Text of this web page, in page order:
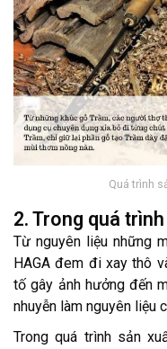
Quá trình
2. Trong quá
Từ nguyên liệu những
HAGA đem đi xay thô
tố gây ảnh hưởng đến
nhuyễn làm nguyên liệu
Trong quá trình sản